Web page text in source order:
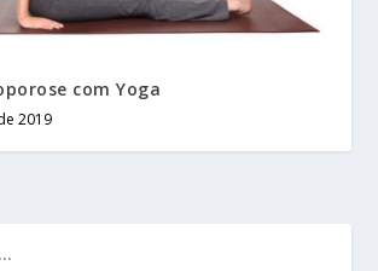
com Yoga
2019